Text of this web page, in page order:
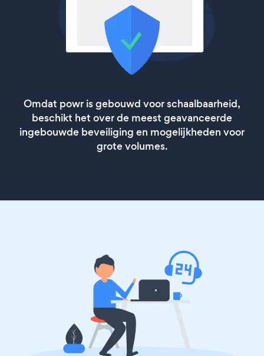
Omdat powr is gebouwd voor schaalbaarheid,
beschikt het over de meest geavanceerde
ingebouwde beveiliging en mogelijkheden voor
grote volumes.